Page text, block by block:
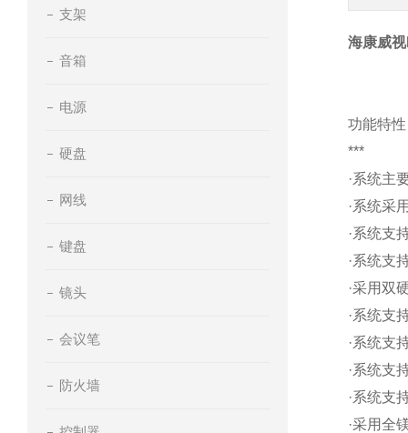
支架
音箱
电源
硬盘
网线
键盘
镜头
会议笔
防火墙
海康威
功能特性
***
·系统主
·系统采
·系统支
·系统支
·采用双
·系统支
·系统支
·系统支
·系统支
·采用全